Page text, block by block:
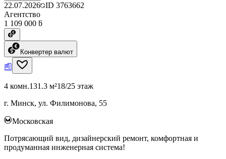
22.07.2026 ID 3763662
Агентство
1 109 000 ƃ
Конвертер валют
4 комн.131.3 м²18/25 этаж
г. Минск, ул. Филимонова, 55
Московская
Потрясающий вид, дизайнерский ремонт, комфортная и
продуманная инженерная система!